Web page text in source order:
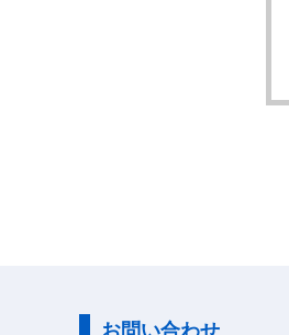
お問い合わせ